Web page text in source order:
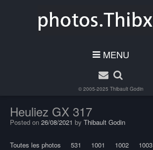
MENU
© 2005-2025 Thibault Godin
Heuliez GX 317
Posted on 26/08/2021 by Thibault Godin
Toutes les photos 531 1001 1002 1003